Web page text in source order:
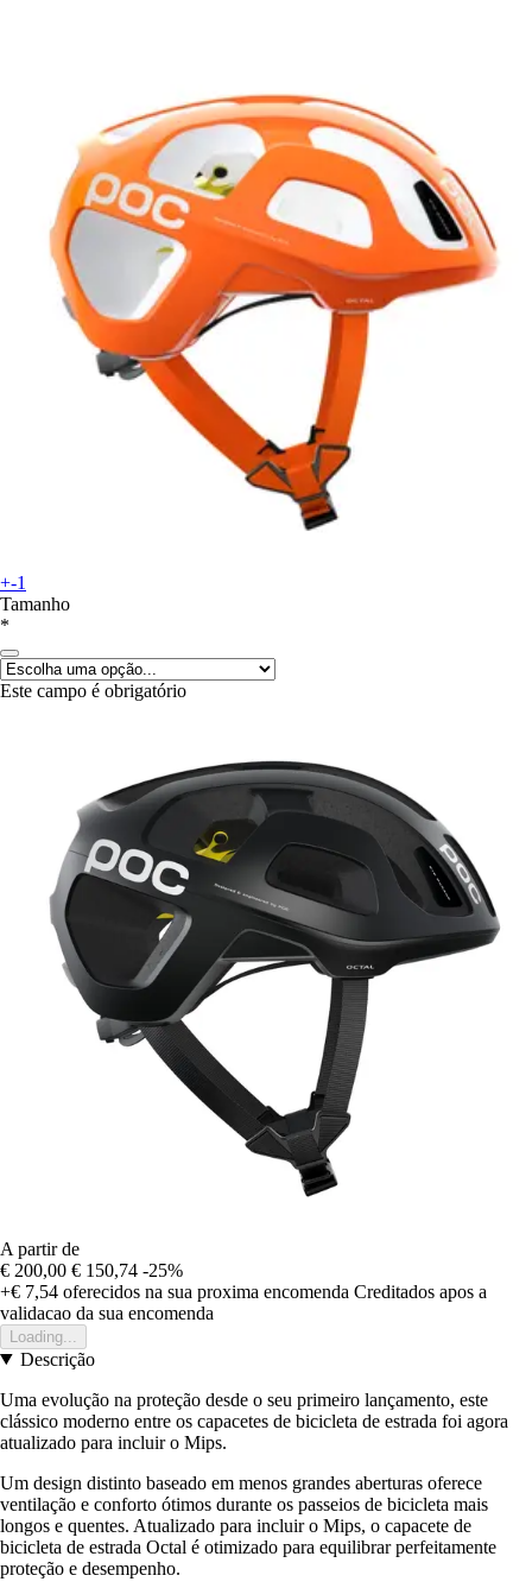
+-1
Tamanho
*
Este campo é obrigatório
A partir de
€ 200,00 € 150,74 -25%
+€ 7,54 oferecidos na sua proxima encomenda Creditados apos a
validacao da sua encomenda
Loading...
Descrição
Uma evolução na proteção desde o seu primeiro lançamento, este
clássico moderno entre os capacetes de bicicleta de estrada foi agora
atualizado para incluir o Mips.
Um design distinto baseado em menos grandes aberturas oferece
ventilação e conforto ótimos durante os passeios de bicicleta mais
longos e quentes. Atualizado para incluir o Mips, o capacete de
bicicleta de estrada Octal é otimizado para equilibrar perfeitamente
proteção e desempenho.